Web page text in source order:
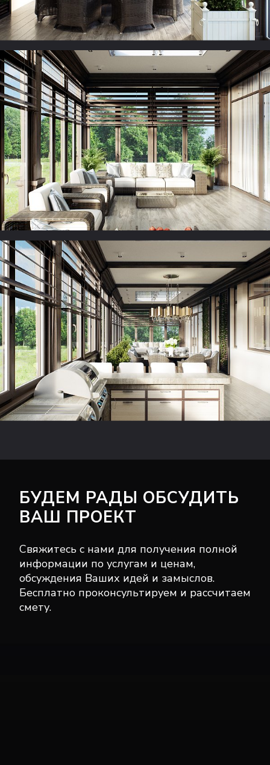
БУДЕМ РАДЫ ОБСУДИТЬ
ВАШ ПРОЕКТ
Свяжитесь с нами для получения полной
информации по услугам и ценам,
обсуждения Ваших идей и замыслов.
Бесплатно проконсультируем и рассчитаем
смету.